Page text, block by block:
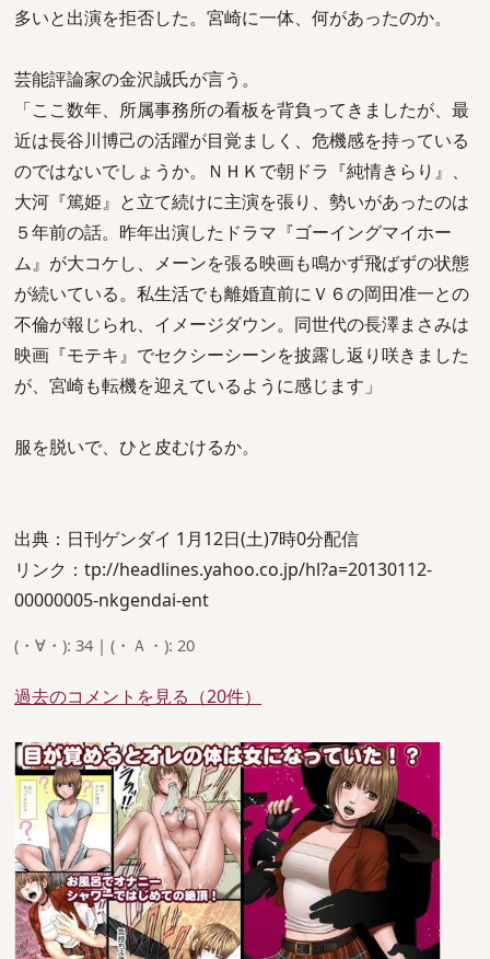
多いと出演を拒否した。宮崎に一体、何があったのか。
芸能評論家の金沢誠氏が言う。
「ここ数年、所属事務所の看板を背負ってきましたが、最
近は長谷川博己の活躍が目覚ましく、危機感を持っている
のではないでしょうか。ＮＨＫで朝ドラ『純情きらり』、
大河『篤姫』と立て続けに主演を張り、勢いがあったのは
５年前の話。昨年出演したドラマ『ゴーイングマイホー
ム』が大コケし、メーンを張る映画も鳴かず飛ばずの状態
が続いている。私生活でも離婚直前にＶ６の岡田准一との
不倫が報じられ、イメージダウン。同世代の長澤まさみは
映画『モテキ』でセクシーシーンを披露し返り咲きました
が、宮崎も転機を迎えているように感じます」
服を脱いで、ひと皮むけるか。
出典：日刊ゲンダイ 1月12日(土)7時0分配信
リンク：tp://headlines.yahoo.co.jp/hl?a=20130112-
00000005-nkgendai-ent
(・∀・): 34 | (・Ａ・): 20
過去のコメントを見る（20件）